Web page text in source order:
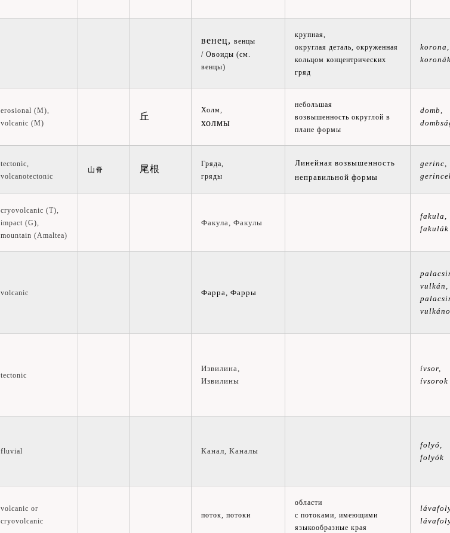
венец, венцы
/ Овоиды (см.
венцы)
крупная,
округлая деталь, окруженная
кольцом концентрических
гряд
korona,
erosional (M),
volcanic (M)
丘
Холм,
холмы
небольшая
возвышенность округлой в
плане формы
domb,
tectonic,
volcanotectonic
山脊 尾根
Гряда,
гряды
Линейная возвышенность
неправильной формы
gerinc,
cryovolcanic (T),
impact (G),
mountain (Amaltea)
Факула, Факулы
fakula,
fakulák
volcanic Фарра, Фарры
vulkán,
tectonic
Извилина,
Извилины
ívsor,
ívsorok
fluvial Канал, Каналы
folyó,
folyók
volcanic or
cryovolcanic
поток, потоки
области
с потоками, имеющими
языкообразные края